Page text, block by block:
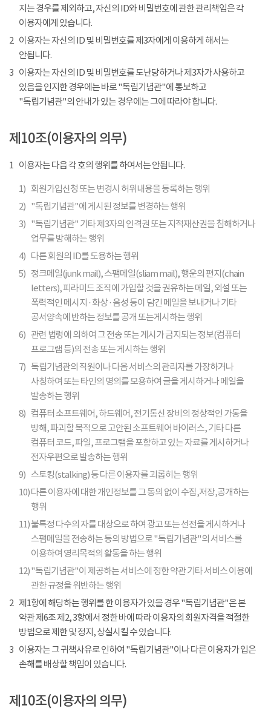
지는 경우를 제외하고, 자신의 ID와 비밀번호에 관한 관리책임은 각
이용자에게 있습니다.
2 이용자는 자신의 ID 및 비밀번호를 제3자에게 이용하게 해서는
안됩니다.
3 이용자는 자신의 ID 및 비밀번호를 도난당하거나 제3자가 사용하고
있음을 인지한 경우에는 바로 "독립기념관"에 통보하고
"독립기념관"의 안내가 있는 경우에는 그에 따라야 합니다.
제10조(이용자의 의무)
1 이용자는 다음 각 호의 행위를 하여서는 안됩니다.
1) 회원가입신청 또는 변경시 허위내용을 등록하는 행위
2) "독립기념관"에 게시된 정보를 변경하는 행위
3) "독립기념관" 기타 제3자의 인격권 또는 지적재산권을 침해하거나
업무를 방해하는 행위
4) 다른 회원의 ID를 도용하는 행위
5) 정크메일(junk mail), 스팸메일(sliam mail), 행운의 편지(chain
letters), 피라미드 조직에 가입할 것을 권유하는 메일, 외설 또는
폭력적인 메시지 · 화상 · 음성 등이 담긴 메일을 보내거나 기타
공서양속에 반하는 정보를 공개 또는게시하는 행위
6) 관련 법령에 의하여 그 전송 또는 게시가 금지되는 정보(컴퓨터
프로그램 등)의 전송 또는 게시하는 행위
7) 독립기념관의 직원이나 다음 서비스의 관리자를 가장하거나
사칭하여 또는 타인의 명의를 모용하여 글을 게시하거나 메일을
발송하는 행위
8) 컴퓨터 소프트웨어, 하드웨어, 전기통신 장비의 정상적인 가동을
방해, 파괴할 목적으로 고안된 소프트웨어 바이러스, 기타 다른
컴퓨터 코드, 파일, 프로그램을 포함하고 있는 자료를 게시하거나
전자우편으로 발송하는 행위
9) 스토킹(stalking) 등 다른 이용자를 괴롭히는 행위
10)다른 이용자에 대한 개인정보를 그 동의 없이 수집,저장,공개하는
행위
11)불특정 다수의 자를 대상으로 하여 광고 또는 선전을 게시하거나
스팸메일을 전송하는 등의 방법으로 "독립기념관"의 서비스를
이용하여 영리목적의 활동을 하는 행위
12)"독립기념관"이 제공하는 서비스에 정한 약관 기타 서비스 이용에
관한 규정을 위반하는 행위
2 제1항에 해당하는 행위를 한 이용자가 있을 경우 "독립기념관"은 본
약관 제6조 제2, 3항에서 정한 바에 따라 이용자의 회원자격을 적절한
방법으로 제한 및 정지, 상실시킬 수 있습니다.
3 이용자는 그 귀책사유로 인하여 "독립기념관"이나 다른 이용자가 입은
손해를 배상할 책임이 있습니다.
제10조(이용자의 의무)